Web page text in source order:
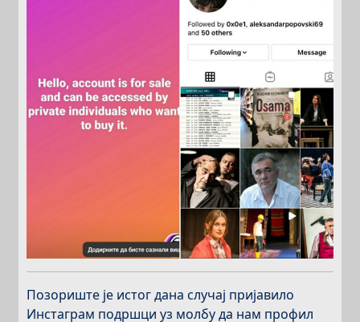
Позориште је истог дана случај пријавило
Инстаграм подршци уз молбу да нам профил